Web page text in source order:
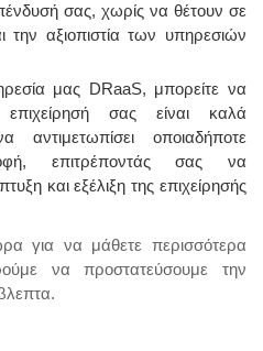
σας, χωρίς να θέτουν σε
την αξιοπιστία των υπηρεσιών
μας DRaaS, μπορείτε να
σας είναι καλά
αντιμετωπίσει οποιαδήποτε
επιτρέποντάς σας να
και εξέλιξη της επιχείρησής
για να μάθετε περισσότερα
να προστατεύσουμε την